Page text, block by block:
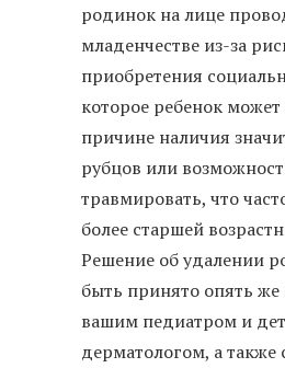
родинок на лице
младенчестве из-за
приобретения
которое ребенок
причине наличия
рубцов или
травмировать, что
более старшей
Решение об удалении
быть принято опять же
вашим педиатром и
дерматологом, а также